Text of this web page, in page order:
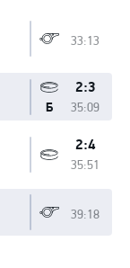
33:13
2:3
35:09
Б
2:4
35:51
39:18